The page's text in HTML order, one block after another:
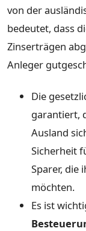
von der
bedeutet, dass
Zinserträgen
Anleger
Die
garantiert,
Ausland
Sicherheit
Sparer, die
möchten.
Es ist